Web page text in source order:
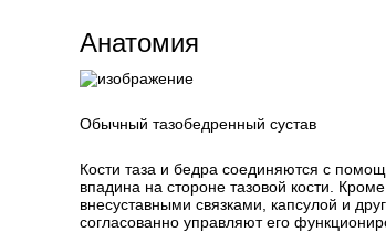
Анатомия
Обычный тазобедренный сустав
Кости таза и бедра соединяются с
впадина на стороне тазовой кости.
внесуставными связками, капсулой и
согласованно управляют его